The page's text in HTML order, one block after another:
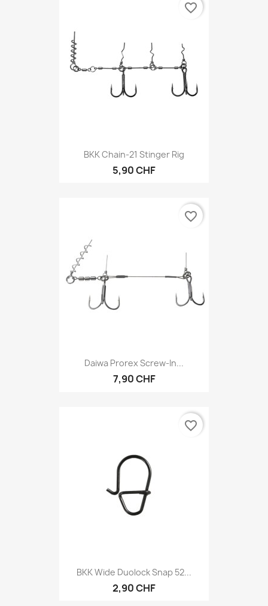
BKK Chain-21 Stinger Rig
5,90 CHF
favorite_border
Daiwa Prorex Screw-In...
7,90 CHF
favorite_border
BKK Wide Duolock Snap 52...
2,90 CHF
favorite_border